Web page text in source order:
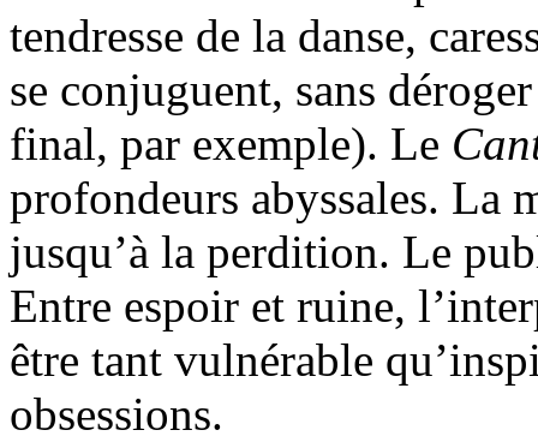
tendresse de la danse,
se conjuguent, sans
final, par exemple). Le
profondeurs abyssales. La
jusqu’à la perdition. Le
Entre espoir et ruine,
être tant vulnérable
obsessions.